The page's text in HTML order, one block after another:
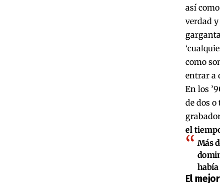
así
verdad
como
entrar a
En los
de dos
el
Más
había
El